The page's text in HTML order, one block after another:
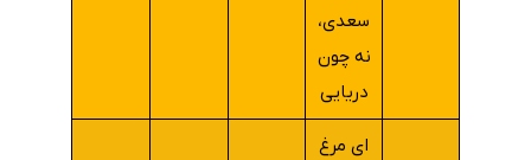
سعدی،
نه چون
دریایی
ای مرغ